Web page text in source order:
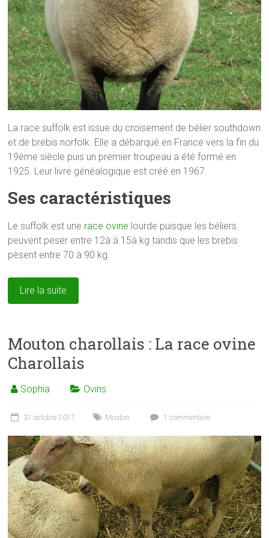
La race suffolk est issue du croisement de bélier southdown
et de brebis norfolk. Elle a débarqué en France vers la fin du
19ème siècle puis un premier troupeau a été formé en
1925. Leur livre généalogique est créé en 1967.
Ses caractéristiques
Le suffolk est une race ovine lourde puisque les béliers
peuvent peser entre 12à à 15à kg tandis que les brebis
pèsent entre 70 à 90 kg.
Lire la suite
Mouton charollais : La race ovine
Charollais
Sophia Ovins
31 octobre 2017 Mouton 1 commentaire